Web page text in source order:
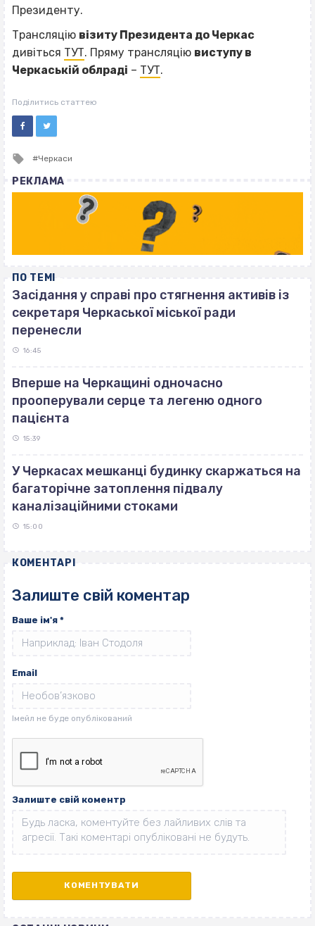
Президенту.
Трансляцію візиту Президента до Черкас
дивіться ТУТ. Пряму трансляцію виступу в
Черкаській облраді – ТУТ.
Поділитись статтею
Tagged
Черкаси
РЕКЛАМА
ПО ТЕМІ
Засідання у справі про стягнення активів із
секретаря Черкаської міської ради
перенесли
16:45
Вперше на Черкащині одночасно
прооперували серце та легеню одного
пацієнта
15:39
У Черкасах мешканці будинку скаржаться на
багаторічне затоплення підвалу
каналізаційними стоками
15:00
КОМЕНТАРІ
Залиште свій коментар
Ваше ім'я *
Email
Залиште свій коментр